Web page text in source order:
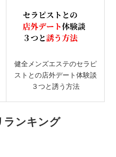
健全メンズエステのセラピ
ストとの店外デート体験談
３つと誘う方法
ランキング